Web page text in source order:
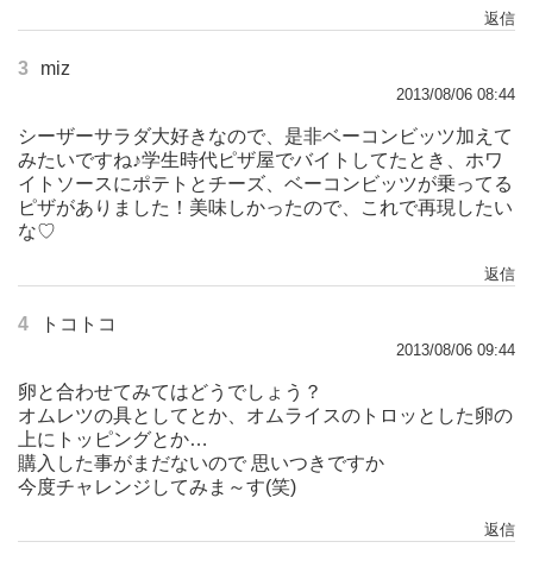
返信
3 miz
2013/08/06 08:44
シーザーサラダ大好きなので、是非ベーコンビッツ加えて
みたいですね♪学生時代ピザ屋でバイトしてたとき、ホワ
イトソースにポテトとチーズ、ベーコンビッツが乗ってる
ピザがありました！美味しかったので、これで再現したい
な♡
返信
4 トコトコ
2013/08/06 09:44
卵と合わせてみてはどうでしょう？
オムレツの具としてとか、オムライスのトロッとした卵の
上にトッピングとか…
購入した事がまだないので 思いつきですか
今度チャレンジしてみま～す(笑)
返信